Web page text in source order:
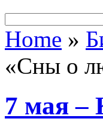
Home »
«Сны о
7 мая –